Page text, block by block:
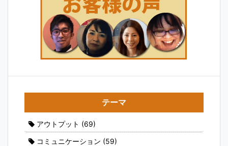
テーマ
アウトプット (69)
コミュニケーション (59)